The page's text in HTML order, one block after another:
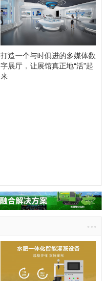
打造一个与时俱进的多媒体数
字展厅，让展馆真正地“活”起
来